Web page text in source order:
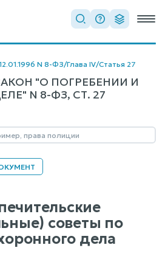
N 8-ФЗ/Глава IV/Статья 27
"О ПОГРЕБЕНИИ И
N 8-ФЗ, СТ. 27
советы по
дела